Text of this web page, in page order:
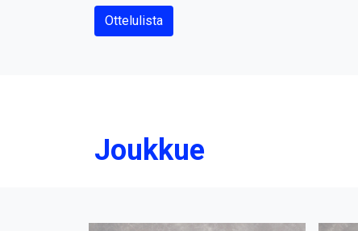
Ottelulista
Joukkue